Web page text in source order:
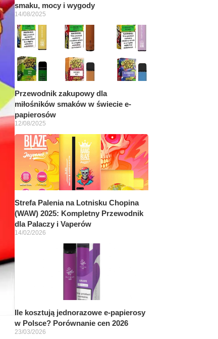
smaku, mocy i wygody
14/08/2025
Przewodnik zakupowy dla
miłośników smaków w świecie e-
papierosów
12/08/2025
Strefa Palenia na Lotnisku Chopina
(WAW) 2025: Kompletny Przewodnik
dla Palaczy i Vaperów
14/02/2026
Ile kosztują jednorazowe e-papierosy
w Polsce? Porównanie cen 2026
23/03/2026